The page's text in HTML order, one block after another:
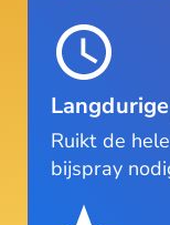
Ruikt de
bijspray